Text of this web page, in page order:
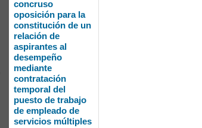
concruso
oposición para la
constitución de un
relación de
aspirantes al
desempeño
mediante
contratación
temporal del
puesto de trabajo
de empleado de
servicios múltiples